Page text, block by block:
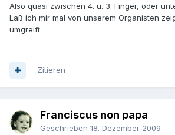
Also quasi zwischen 4. u. 3. Finger, oder
Laß ich mir mal von unserem Organisten
umgreift.
Zitieren
Franciscus non papa
Geschrieben 18. Dezember 2009